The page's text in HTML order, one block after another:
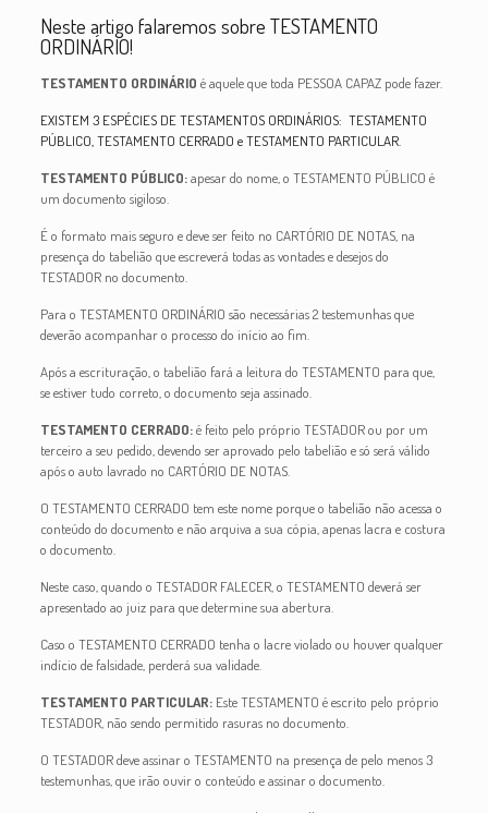
Neste artigo falaremos sobre TESTAMENTO
ORDINÁRIO!
TESTAMENTO ORDINÁRIO é aquele que toda PESSOA CAPAZ pode fazer.
EXISTEM 3 ESPÉCIES DE TESTAMENTOS ORDINÁRIOS: TESTAMENTO
PÚBLICO, TESTAMENTO CERRADO e TESTAMENTO PARTICULAR.
TESTAMENTO PÚBLICO:apesar do nome, o TESTAMENTO PÚBLICO é
um documento sigiloso.
É o formato mais seguro e deve ser feito no CARTÓRIO DE NOTAS, na
presença do tabelião que escreverá todas as vontades e desejos do
TESTADOR no documento.
Para o TESTAMENTO ORDINÁRIO são necessárias 2 testemunhas que
deverão acompanhar o processo do início ao fim.
Após a escrituração, o tabelião fará a leitura do TESTAMENTO para que,
se estiver tudo correto, o documento seja assinado.
TESTAMENTO CERRADO:é feito pelo próprio TESTADOR ou por um
terceiro a seu pedido, devendo ser aprovado pelo tabelião e só será válido
após o auto lavrado no CARTÓRIO DE NOTAS.
O TESTAMENTO CERRADO tem este nome porque o tabelião não acessa o
conteúdo do documento e não arquiva a sua cópia, apenas lacra e costura
o documento.
Neste caso, quando o TESTADOR FALECER, o TESTAMENTO deverá ser
apresentado ao juiz para que determine sua abertura.
Caso o TESTAMENTO CERRADO tenha o lacre violado ou houver qualquer
indício de falsidade, perderá sua validade.
TESTAMENTO PARTICULAR: Este TESTAMENTO é escrito pelo próprio
TESTADOR, não sendo permitido rasuras no documento.
O TESTADOR deve assinar o TESTAMENTO na presença de pelo menos 3
testemunhas, que irão ouvir o conteúdo e assinar o documento.